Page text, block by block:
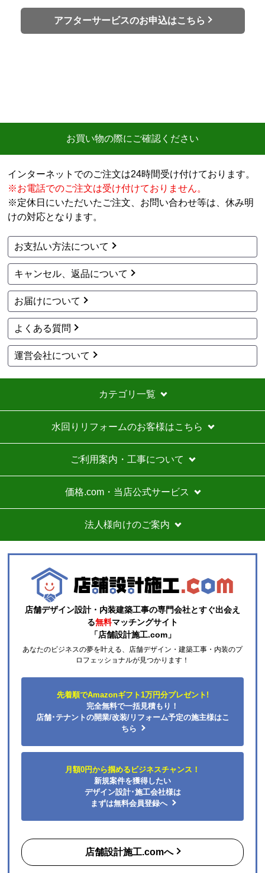
アフターサービスのお申込はこちら
お買い物の際にご確認ください
インターネットでのご注文は24時間受け付けております。
※お電話でのご注文は受け付けておりません。
※定休日にいただいたご注文、お問い合わせ等は、休み明
けの対応となります。
お支払い方法について
キャンセル、返品について
お届けについて
よくある質問
運営会社について
カテゴリ一覧
水回りリフォームのお客様はこちら
ご利用案内・工事について
価格.com・当店公式サービス
法人様向けのご案内
店舗デザイン設計・内装建築工事の専門会社とすぐ出会え
る無料マッチングサイト
「店舗設計施工.com」
あなたのビジネスの夢を叶える、店舗デザイン・建築工事・内装のプ
ロフェッショナルが見つかります！
先着順でAmazonギフト1万円分プレゼント!
完全無料で一括見積もり！
店舗･テナントの開業/改装/リフォーム予定の施主様はこ
ちら
月額0円から掴めるビジネスチャンス！
新規案件を獲得したい
デザイン設計･施工会社様は
まずは無料会員登録へ
店舗設計施工.comへ